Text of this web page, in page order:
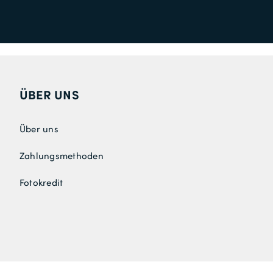
ÜBER UNS
Über uns
Zahlungsmethoden
Fotokredit